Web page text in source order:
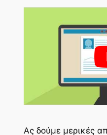
Ας δούμε μερικές